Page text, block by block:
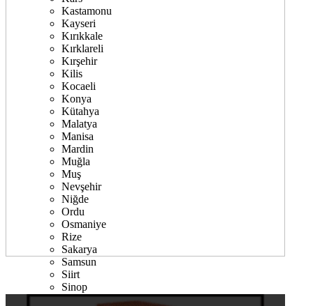
Kastamonu
Kayseri
Kırıkkale
Kırklareli
Kırşehir
Kilis
Kocaeli
Konya
Kütahya
Malatya
Manisa
Mardin
Muğla
Muş
Nevşehir
Niğde
Ordu
Osmaniye
Rize
Sakarya
Samsun
Siirt
Sinop
Sivas